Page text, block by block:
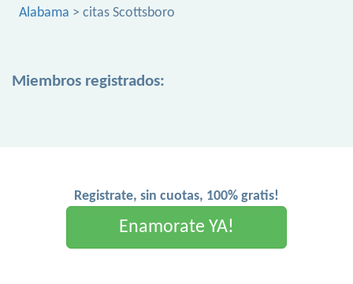
Alabama > citas Scottsboro
Miembros registrados:
Registrate, sin cuotas, 100% gratis!
Enamorate YA!